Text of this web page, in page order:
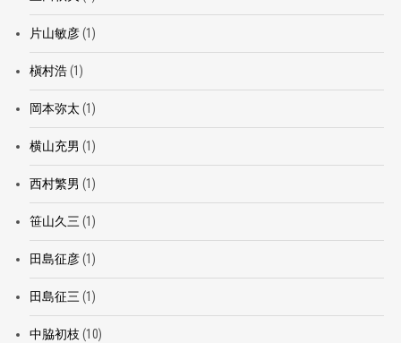
片山敏彦(1)
槇村浩(1)
岡本弥太 (1)
横山充男 (1)
西村繁男 (1)
笹山久三 (1)
田島征彦(1)
田島征三 (1)
中脇初枝 (10)